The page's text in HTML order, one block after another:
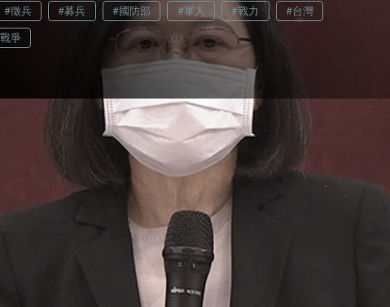
#徵兵 #募兵 #國防部 #軍人 #戰力 #台灣
爭